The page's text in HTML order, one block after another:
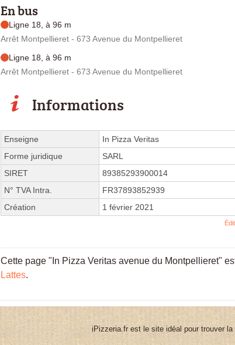
En bus
Ligne 18, à 96 m
Arrêt Montpellieret - 673 Avenue du Montpellieret
Ligne 18, à 96 m
Arrêt Montpellieret - 673 Avenue du Montpellieret
Informations
Enseigne
In Pizza Veritas
Forme juridique
SARL
SIRET
89385293900014
N° TVA Intra.
FR37893852939
Création
1 février 2021
Cette page "In Pizza Veritas avenue du Montpellieret"
Lattes.
iPizzeria.fr est le site idéal pour trouver